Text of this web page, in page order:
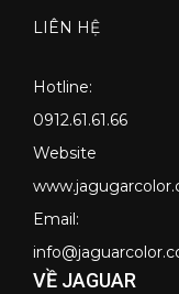
LIÊN HỆ
Hotline:
0912.61.61.66
Website
Email:
VỀ JAGUAR